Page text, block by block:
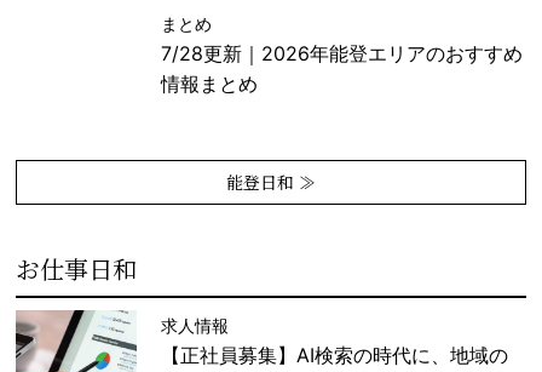
まとめ
7/28更新｜2026年能登エリアのおすすめ
情報まとめ
能登日和 ≫
お仕事日和
求人情報
【正社員募集】AI検索の時代に、地域の